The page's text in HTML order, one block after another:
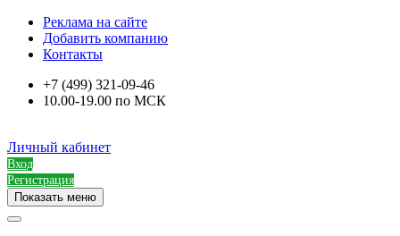
Реклама на сайте
Добавить компанию
Контакты
+7 (499) 321-09-46
10.00-19.00 по МСК
Личный кабинет
Вход
Регистрация
Показать меню